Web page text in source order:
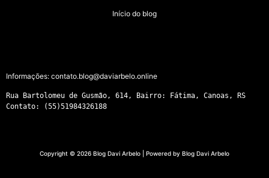
Início do blog
Informações: contato.blog@daviarbelo.online
Rua Bartolomeu de Gusmão, 614, Bairro: Fátima, Canoas, RS
Contato: (55)51984326188
Copyright © 2026 Blog Davi Arbelo | Powered by Blog Davi Arbelo